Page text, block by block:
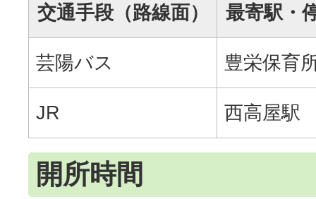
交通手段（路線面）
最寄駅・
芸陽バス 豊栄保育
JR 西高屋駅
開所時間